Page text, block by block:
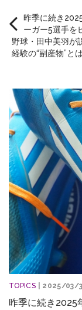
昨季に続き
ーガー5選手を
野球・田中美羽が
経験の“副産物”と
TOPICS | 2025/03/
昨季に続き2025